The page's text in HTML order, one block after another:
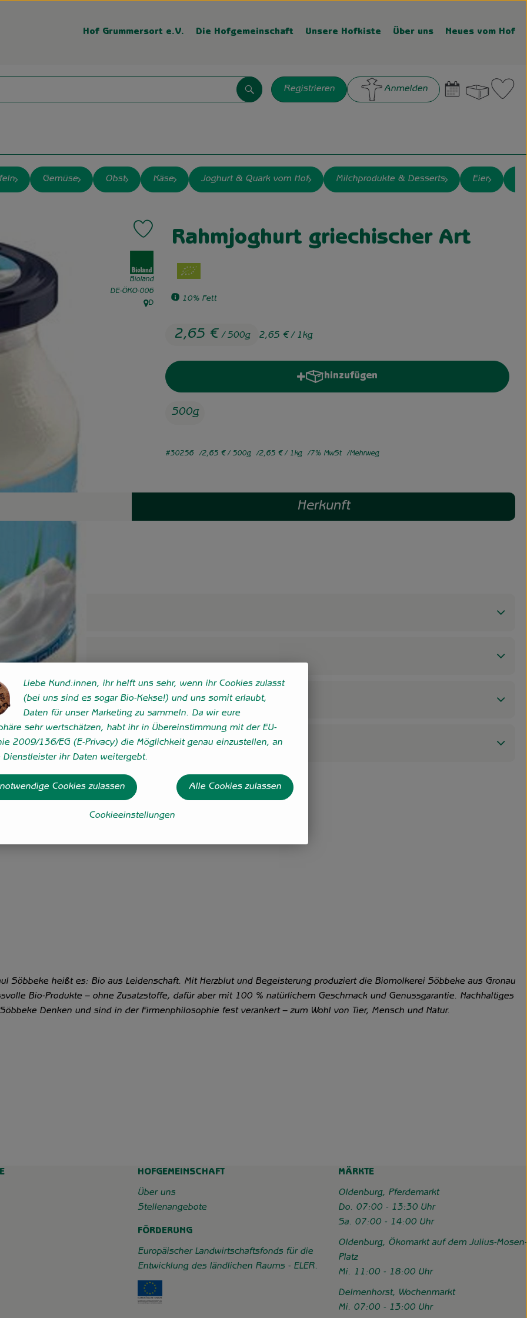
Hof Grummersort e.V. Die Hofgemeinschaft Unsere Hofkiste Über uns Neues vom Hof
Registrieren Anmelden
Suchen
Gemüse Obst Käse Joghurt & Quark vom Hof Milchprodukte & Desserts Eier
Rahmjoghurt griechischer Art
10% Fett
2,65 €/ 500g 2,65 €/ 1kg
Produkt zu Favouriten hinzufügen
Bioland
, Kontrollstelle:
DE-ÖKO-006
, Herkunft:
D
hinzufügen
Produkt zum Warenkorb hinzufügen
500g
#30256 2,65 €/ 500g 2,65 €/ 1kg 7% MwSt Mehrweg
Herkunft
Söbbeke heißt es: Bio aus Leidenschaft. Mit Herzblut und Begeisterung produziert die Biomolkerei Söbbeke aus Gronau
Bio-Produkte – ohne Zusatzstoffe, dafür aber mit 100 % natürlichem Geschmack und Genussgarantie. Nachhaltiges
Denken und sind in der Firmenphilosophie fest verankert – zum Wohl von Tier, Mensch und Natur.
HOFGEMEINSCHAFT
Über uns
Stellenangebote
FÖRDERUNG
Europäischer Landwirtschaftsfonds für die
Entwicklung des ländlichen Raums - ELER.
Externer Link zu https://www.hofgemeinschaft-grummersort.de/das-sind-wir/
MÄRKTE
Oldenburg, Pferdemarkt
Do. 07:00 - 13:30 Uhr
Sa. 07:00 - 14:00 Uhr
Oldenburg, Ökomarkt auf dem Julius-Mosen-
Platz
Mi. 11:00 - 18:00 Uhr
Delmenhorst, Wochenmarkt
Mi. 07:00 - 13:00 Uhr
Liebe Kund:innen, ihr helft uns sehr, wenn ihr Cookies zulasst
(bei uns sind es sogar Bio-Kekse!) und uns somit erlaubt,
Daten für unser Marketing zu sammeln. Da wir eure
sehr wertschätzen, habt ihr in Übereinstimmung mit der EU-
2009/136/EG (E-Privacy) die Möglichkeit genau einzustellen, an
Dienstleister ihr Daten weitergebt.
Cookieeinstellungen
Cookies zulassen Alle Cookies zulassen